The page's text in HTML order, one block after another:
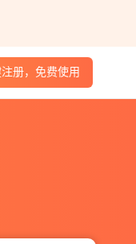
册，免费使用